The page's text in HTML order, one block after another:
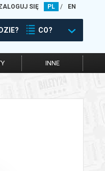
SIĘ PL / EN
CO?
INNE